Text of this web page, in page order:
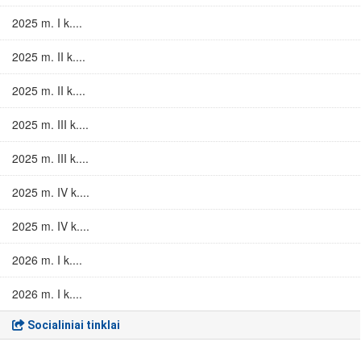
2025 m. I k....
2025 m. II k....
2025 m. II k....
2025 m. III k....
2025 m. III k....
2025 m. IV k....
2025 m. IV k....
2026 m. I k....
2026 m. I k....
Socialiniai tinklai